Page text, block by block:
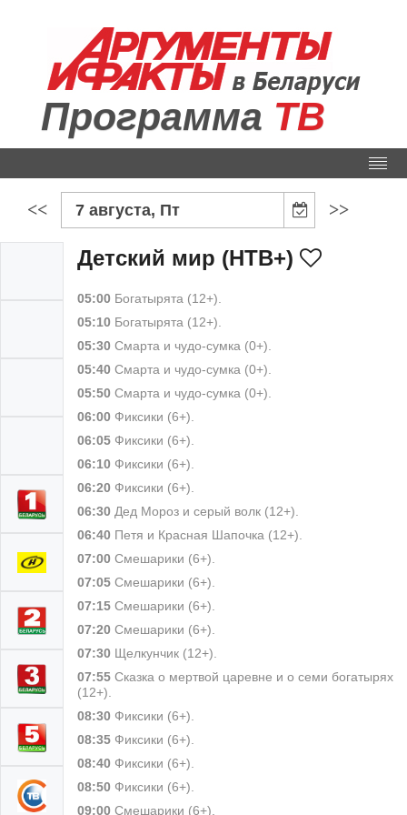
Программа ТВ
<< 7 августа, Пт >>
Детский мир (НТВ+)
05:00 Богатырята (12+).
05:10 Богатырята (12+).
05:30 Смарта и чудо-сумка (0+).
05:40 Смарта и чудо-сумка (0+).
05:50 Смарта и чудо-сумка (0+).
06:00 Фиксики (6+).
06:05 Фиксики (6+).
06:10 Фиксики (6+).
06:20 Фиксики (6+).
06:30 Дед Мороз и серый волк (12+).
06:40 Петя и Красная Шапочка (12+).
07:00 Смешарики (6+).
07:05 Смешарики (6+).
07:15 Смешарики (6+).
07:20 Смешарики (6+).
07:30 Щелкунчик (12+).
07:55 Сказка о мертвой царевне и о семи богатырях
(12+).
08:30 Фиксики (6+).
08:35 Фиксики (6+).
08:40 Фиксики (6+).
08:50 Фиксики (6+).
09:00 Смешарики (6+).